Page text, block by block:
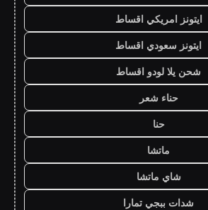
ايتونز امريكي اقساط
ايتونز سعودي اقساط
شحن يلا لودو اقساط
حناء شعر
حنا
ماتشا
شاي ماتشا
شدات ببجي تمارا